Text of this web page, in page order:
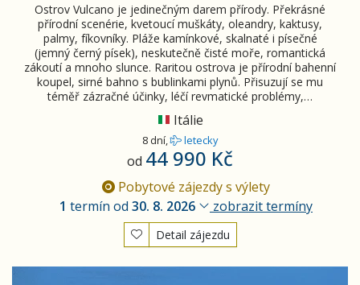
Ostrov Vulcano je jedinečným darem přírody. Překrásné
přírodní scenérie, kvetoucí muškáty, oleandry, kaktusy,
palmy, fíkovníky. Pláže kamínkové, skalnaté i písečné
(jemný černý písek), neskutečně čisté moře, romantická
zákoutí a mnoho slunce. Raritou ostrova je přírodní bahenní
koupel, sirné bahno s bublinkami plynů. Přisuzují se mu
téměř zázračné účinky, léčí revmatické problémy,…
Itálie
8 dní, letecky
od 44 990 Kč
Pobytové zájezdy s výlety
1 termín od 30. 8. 2026 zobrazit termíny
Detail zájezdu
Sicílie, Liparské ostrovy - letecky